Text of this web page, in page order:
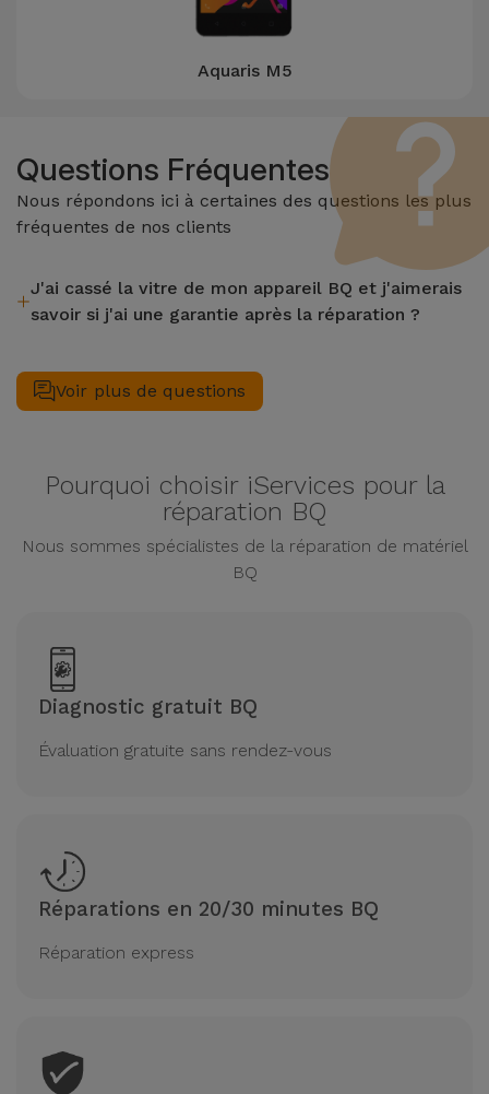
Aquaris M5
Questions Fréquentes
Nous répondons ici à certaines des questions les plus
fréquentes de nos clients
J'ai cassé la vitre de mon appareil BQ et j'aimerais
savoir si j'ai une garantie après la réparation ?
magasin iServices, vous bénéficierez d'une garantie de 2 ans
sur les fonctions LCD et tactile.
Voir plus de questions
Pourquoi choisir iServices pour la
réparation BQ
Nous sommes spécialistes de la réparation de matériel
BQ
Diagnostic gratuit BQ
Évaluation gratuite sans rendez-vous
Réparations en 20/30 minutes BQ
Réparation express